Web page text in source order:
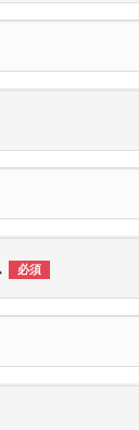
必須